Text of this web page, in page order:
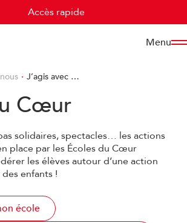
Accès rapide
Menu
J’agis avec …
Cœur
solidaires, spectacles… les actions
place par les Écoles du Cœur
les élèves autour d’une action
enfants !
école